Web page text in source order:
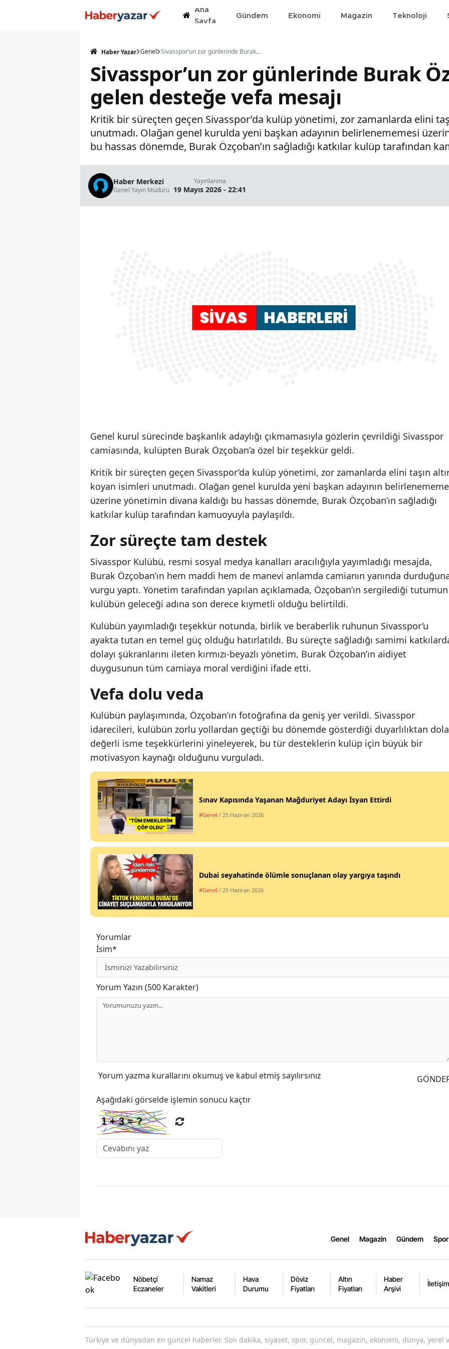
Ana
Sayfa
Gündem Ekonomi Magazin Teknoloji
Haber Yazar Genel Sivasspor’un zor günlerinde Burak Özçoban’dan gelen desteğe vefa mesajı
Sivasspor’un zor günlerinde Burak
gelen desteğe vefa mesajı
Kritik bir süreçten geçen Sivasspor’da kulüp yönetimi, zor zamanlarda elini
unutmadı. Olağan genel kurulda yeni başkan adayının belirlenememesi
bu hassas dönemde, Burak Özçoban’ın sağladığı katkılar kulüp tarafından
Haber Merkezi
Genel Yayın Müdürü
Yayınlanma
19 Mayıs 2026 - 22:41
Genel kurul sürecinde başkanlık adaylığı çıkmamasıyla gözlerin çevrildiği Sivasspor
camiasında, kulüpten Burak Özçoban’a özel bir teşekkür geldi.
Kritik bir süreçten geçen Sivasspor’da kulüp yönetimi, zor zamanlarda elini taşın
koyan isimleri unutmadı. Olağan genel kurulda yeni başkan adayının
üzerine yönetimin divana kaldığı bu hassas dönemde, Burak Özçoban’ın sağladığı
katkılar kulüp tarafından kamuoyuyla paylaşıldı.
Zor süreçte tam destek
Sivasspor Kulübü, resmi sosyal medya kanalları aracılığıyla yayımladığı mesajda,
Burak Özçoban’ın hem maddi hem de manevi anlamda camianın yanında
vurgu yaptı. Yönetim tarafından yapılan açıklamada, Özçoban’ın sergilediği tutumun
kulübün geleceği adına son derece kıymetli olduğu belirtildi.
Kulübün yayımladığı teşekkür notunda, birlik ve beraberlik ruhunun Sivasspor’u
ayakta tutan en temel güç olduğu hatırlatıldı. Bu süreçte sağladığı samimi
dolayı şükranlarını ileten kırmızı-beyazlı yönetim, Burak Özçoban’ın aidiyet
duygusunun tüm camiaya moral verdiğini ifade etti.
Vefa dolu veda
Kulübün paylaşımında, Özçoban’ın fotoğrafına da geniş yer verildi. Sivasspor
idarecileri, kulübün zorlu yollardan geçtiği bu dönemde gösterdiği duyarlılıktan
değerli isme teşekkürlerini yineleyerek, bu tür desteklerin kulüp için büyük bir
motivasyon kaynağı olduğunu vurguladı.
Sınav Kapısında Yaşanan Mağduriyet Adayı İsyan Ettirdi
#Genel / 25 Haziran 2026
Dubai seyahatinde ölümle sonuçlanan olay yargıya taşındı
#Genel / 25 Haziran 2026
Yorumlar
İsim*
Yorum Yazın (500 Karakter)
Yorum yazma kurallarını okumuş ve kabul etmiş sayılırsınız
Aşağıdaki görselde işlemin sonucu kaçtır
Genel Magazin Gündem Spor
Nöbetçi
Eczaneler
Namaz
Vakitleri
Hava
Durumu
Döviz
Fiyatları
Altın
Fiyatları
Haber
Arşivi
Türkiye ve dünyadan en güncel haberler. Son dakika, siyaset, spor, güncel, magazin, ekonomi, dünya, yerel